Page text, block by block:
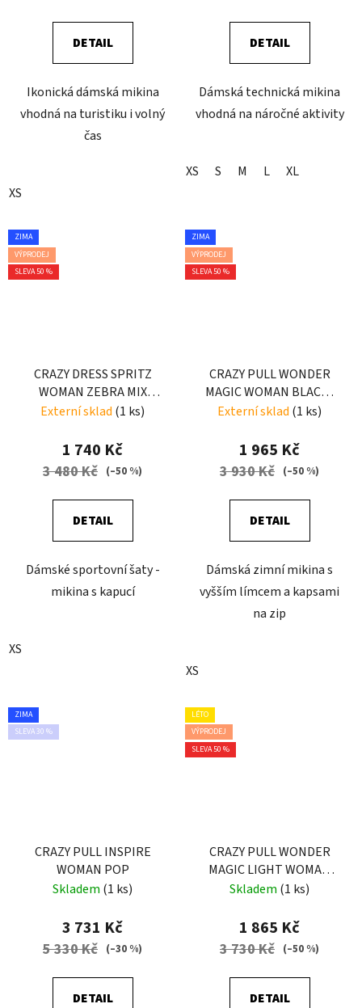
DETAIL
Ikonická dámská mikina
vhodná na turistiku i volný
čas
XS
DETAIL
Dámská technická mikina
vhodná na náročné aktivity
XS S M L XL
ZIMA
VÝPRODEJ
SLEVA 50 %
CRAZY DRESS SPRITZ
WOMAN ZEBRA MIX
COLOR
Externí sklad (1 ks)
1 740 Kč
3 480 Kč (–50 %)
DETAIL
Dámské sportovní šaty -
mikina s kapucí
XS
ZIMA
VÝPRODEJ
SLEVA 50 %
CRAZY PULL WONDER
MAGIC WOMAN BLACK-
ZEBRA
Externí sklad (1 ks)
1 965 Kč
3 930 Kč (–50 %)
DETAIL
Dámská zimní mikina s
vyšším límcem a kapsami
na zip
XS
ZIMA
SLEVA 30 %
CRAZY PULL INSPIRE
WOMAN POP
Skladem (1 ks)
3 731 Kč
5 330 Kč (–30 %)
DETAIL
LÉTO
VÝPRODEJ
SLEVA 50 %
CRAZY PULL WONDER
MAGIC LIGHT WOMAN
FALLING FLOWER
Skladem (1 ks)
1 865 Kč
3 730 Kč (–50 %)
DETAIL